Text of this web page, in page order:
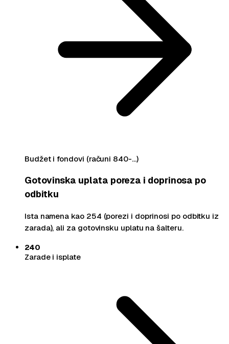
Budžet i fondovi (računi 840-…)
Gotovinska uplata poreza i doprinosa po
odbitku
Ista namena kao 254 (porezi i doprinosi po odbitku iz
zarada), ali za gotovinsku uplatu na šalteru.
240
Zarade i isplate